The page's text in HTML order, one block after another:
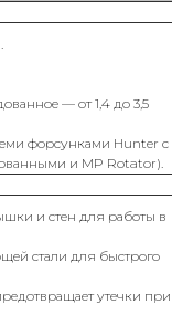
— от 1,4 до 3,5
форсунками Hunter с
и MP Rotator).
и стен для работы в
стали для быстрого
утечки при